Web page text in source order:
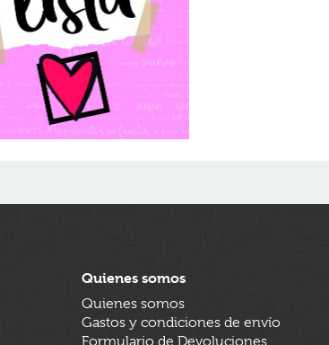
Quienes somos
Quienes somos
Gastos y condiciones de envío
Formulario de Devoluciones